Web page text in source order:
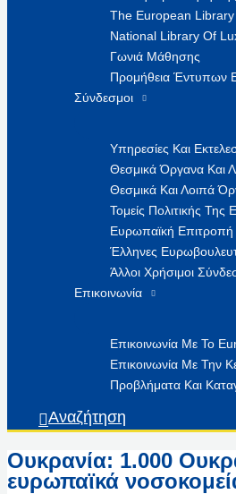
The European Library
National Library Of
Γωνιά Μάθησης
Προμήθεια Έντυπων
Σύνδεσμοι
Υπηρεσίες Και
Θεσμικά Όργανα Και
Θεσμικά Και Λοιπά
Τομείς Πολιτικής
Ευρωπαϊκή Επιτροπή
Έλληνες
Άλλοι Χρήσιμοι
Επικοινωνία
Επικοινωνία Με Το
Επικοινωνία Με Την
Προβλήματα Και
Αναζήτηση
Ουκρανία: 1.000
ευρωπαϊκά